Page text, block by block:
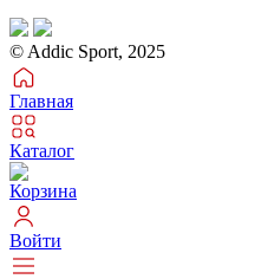
© Addic Sport, 2025
Главная
Каталог
Корзина
Войти